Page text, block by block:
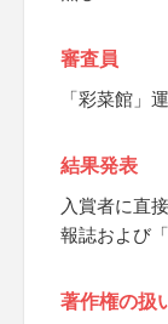
審査員
「彩菜館」
結果発表
入賞者に直
報誌および
著作権の扱